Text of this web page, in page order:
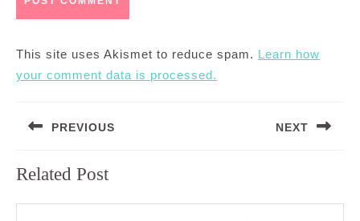
This site uses Akismet to reduce spam. Learn how
your comment data is processed.
navigation
PREVIOUS
post:
NEXT
Related Post